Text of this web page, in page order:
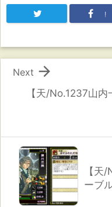
!
【天/No.1237山

Next
【天
ーブ